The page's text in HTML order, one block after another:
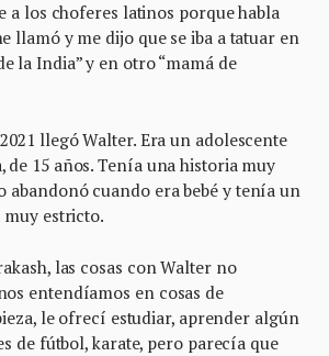
a los choferes latinos porque habla
llamó y me dijo que se iba a tatuar en
la India” y en otro “mamá de
llegó Walter. Era un adolescente
de 15 años. Tenía una historia muy
abandonó cuando era bebé y tenía un
estricto.
las cosas con Walter no
entendíamos en cosas de
le ofrecí estudiar, aprender algún
de fútbol, karate, pero parecía que